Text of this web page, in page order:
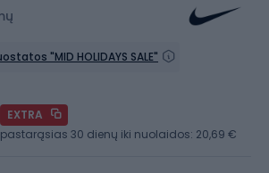
"MID HOLIDAYS SALE"
EXTRA
30 dienų iki nuolaidos: 20,69 €